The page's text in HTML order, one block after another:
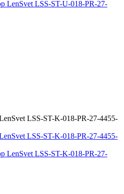
LSS-ST-K-018-PR-27-4455-
LSS-ST-K-018-PR-27-4455-